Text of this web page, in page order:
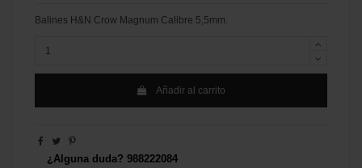
Balines H&N Crow Magnum Calibre 5,5mm.
Añadir al carrito
¿Alguna duda? 988222084